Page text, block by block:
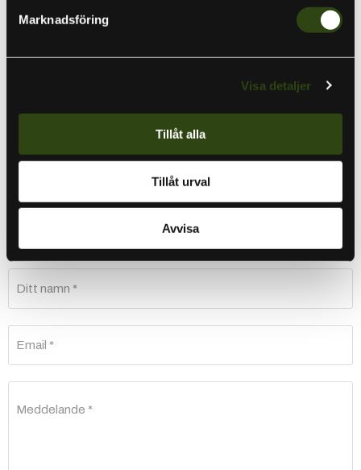
Marknadsföring
Visa detaljer
Tillåt alla
Tillåt urval
Avvisa
Vid beställning av kajak är du med i utlottningen av en
halvdags guidning i kajak 🛶
Länk till evenemanget på facebook hittar du
Föregående artikel Nästa artikel
Ditt namn *
Email *
Meddelande *